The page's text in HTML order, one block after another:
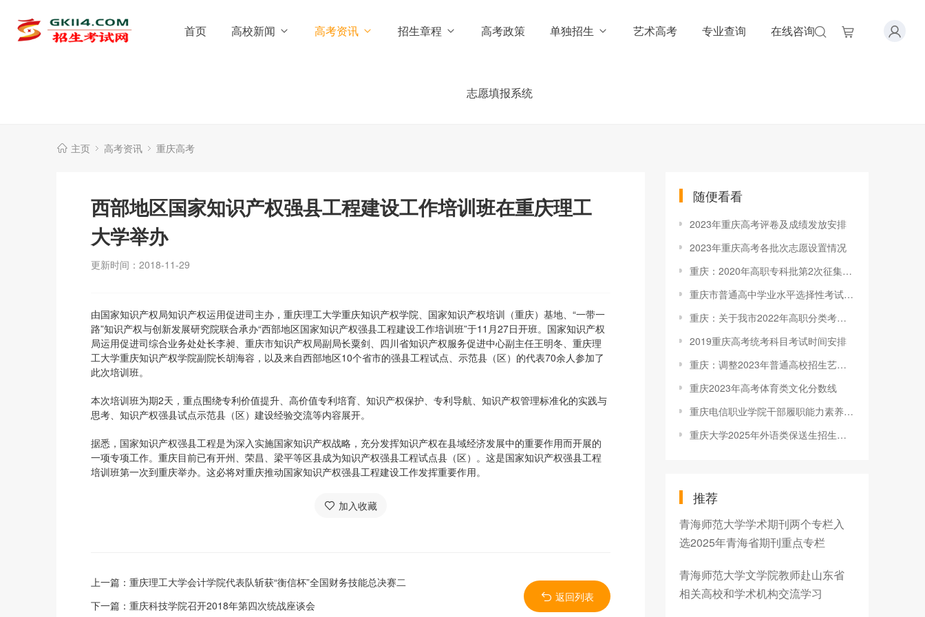
首页 高校新闻 高考资讯 招生章程 高考政策 单独招生 艺术高考 专业查询 在线咨询
志愿填报系统
主页 高考资讯 重庆高考
西部地区国家知识产权强县工程建设工作培训班在重庆理工
大学举办
更新时间：2018-11-29
由国家知识产权局知识产权运用促进司主办，重庆理工大学重庆知识产权学院、国家知识产权培训（重庆）基地、“一带一
路”知识产权与创新发展研究院联合承办“西部地区国家知识产权强县工程建设工作培训班”于11月27日开班。国家知识产权
局运用促进司综合业务处处长李昶、重庆市知识产权局副局长粟剑、四川省知识产权服务促进中心副主任王明冬、重庆理
工大学重庆知识产权学院副院长胡海容，以及来自西部地区10个省市的强县工程试点、示范县（区）的代表70余人参加了
此次培训班。
本次培训班为期2天，重点围绕专利价值提升、高价值专利培育、知识产权保护、专利导航、知识产权管理标准化的实践与
思考、知识产权强县试点示范县（区）建设经验交流等内容展开。
据悉，国家知识产权强县工程是为深入实施国家知识产权战略，充分发挥知识产权在县域经济发展中的重要作用而开展的
一项专项工作。重庆目前已有开州、荣昌、梁平等区县成为知识产权强县工程试点县（区）。这是国家知识产权强县工程
培训班第一次到重庆举办。这必将对重庆推动国家知识产权强县工程建设工作发挥重要作用。
加入收藏
上一篇： 重庆理工大学会计学院代表队斩获“衡信杯”全国财务技能总决赛二
下一篇： 重庆科技学院召开2018年第四次统战座谈会
返回列表
随便看看
2023年重庆高考评卷及成绩发放安排
2023年重庆高考各批次志愿设置情况
重庆：2020年高职专科批第2次征集（公告22号）
重庆市普通高中学业水平选择性考试试卷结构（2024年版）
重庆：关于我市2022年高职分类考试专业技能测试工作安排的公告
2019重庆高考统考科目考试时间安排
重庆：调整2023年普通高校招生艺术类部分类别专业统考时间
重庆2023年高考体育类文化分数线
重庆电信职业学院干部履职能力素养提升专题网络培训班召开第一次
重庆大学2025年外语类保送生招生简章发布
推荐
青海师范大学学术期刊两个专栏入
选2025年青海省期刊重点专栏
青海师范大学文学院教师赴山东省
相关高校和学术机构交流学习